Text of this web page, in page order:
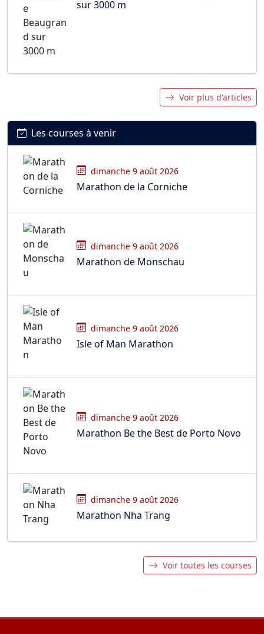
sur 3000 m
Voir plus d'articles
Les courses à venir
dimanche 9 août 2026
Marathon de la Corniche
dimanche 9 août 2026
Marathon de Monschau
dimanche 9 août 2026
Isle of Man Marathon
dimanche 9 août 2026
Marathon Be the Best de Porto Novo
dimanche 9 août 2026
Marathon Nha Trang
Voir toutes les courses